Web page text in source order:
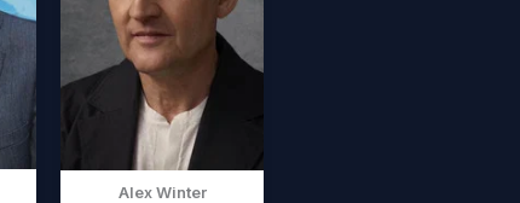
Alex Winter